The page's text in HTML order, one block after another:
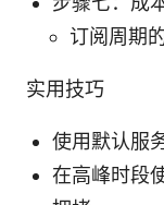
订阅周期
实用技巧
使用默认服
在高峰时段